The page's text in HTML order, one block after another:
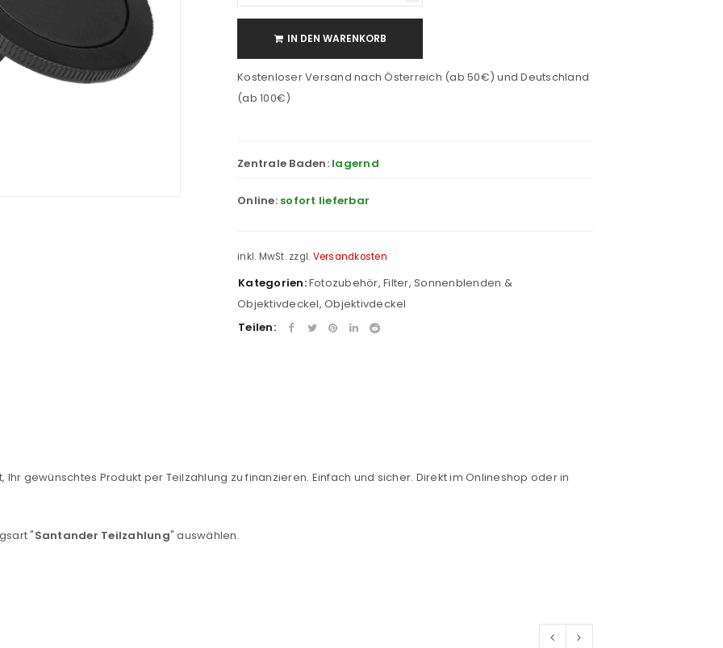
REGISTRIEREN
IN DEN WARENKORB
Kostenloser Versand nach Österreich (ab 50€) und Deutschland
(ab 100€)
Zentrale Baden: lagernd
Online: sofort lieferbar
inkl. MwSt. zzgl. Versandkosten
Kategorien:Fotozubehör, Filter, Sonnenblenden &
Objektivdeckel, Objektivdeckel
Teilen:
gewünschtes Produkt per Teilzahlung zu finanzieren. Einfach und sicher. Direkt im Onlineshop oder in
"Santander Teilzahlung" auswählen.